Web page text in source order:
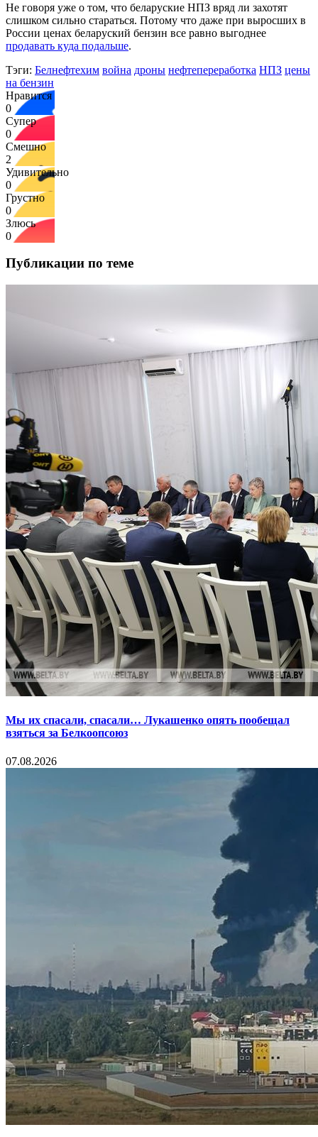
Не говоря уже о том, что беларуские НПЗ вряд ли захотят
слишком сильно стараться. Потому что даже при выросших в
России ценах беларуский бензин все равно выгоднее
продавать куда подальше.
Тэги: Белнефтехим война дроны нефтепереработка НПЗ цены
на бензин
Нравится
0
Супер
0
Смешно
2
Удивительно
0
Грустно
0
Злюсь
0
Публикации по теме
Мы их спасали, спасали… Лукашенко опять пообещал
взяться за Белкоопсоюз
07.08.2026